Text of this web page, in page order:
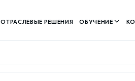
ОТРАСЛЕВЫЕ РЕШЕНИЯ ОБУЧЕНИЕ